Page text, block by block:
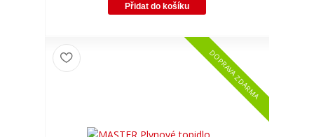
Přidat do košíku
DOPRAVA ZDARMA